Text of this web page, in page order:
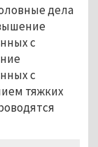
дела
с
с
тяжких